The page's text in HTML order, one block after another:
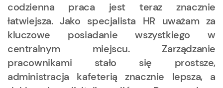
codzienna praca jest teraz znacznie
łatwiejsza. Jako specjalista HR uważam za
kluczowe posiadanie wszystkiego w
centralnym miejscu. Zarządzanie
pracownikami stało się prostsze,
administracja kafeterią znacznie lepsza, a